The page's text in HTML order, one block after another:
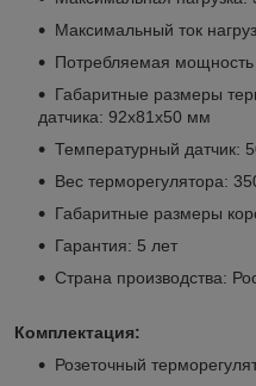
Максимальный ток
Потребляемая мощность
Габаритные размеры
датчика: 92х81х50 мм
Температурный датчик:
Вес терморегулятора:
Габаритные размеры
Гарантия: 5 лет
Страна производства:
Комплектация:
Розеточный